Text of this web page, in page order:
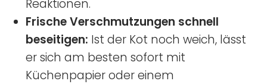
Reaktionen.
Frische Verschmutzungen schnell
beseitigen: Ist der Kot noch weich, lässt
er sich am besten sofort mit
Küchenpapier oder einem